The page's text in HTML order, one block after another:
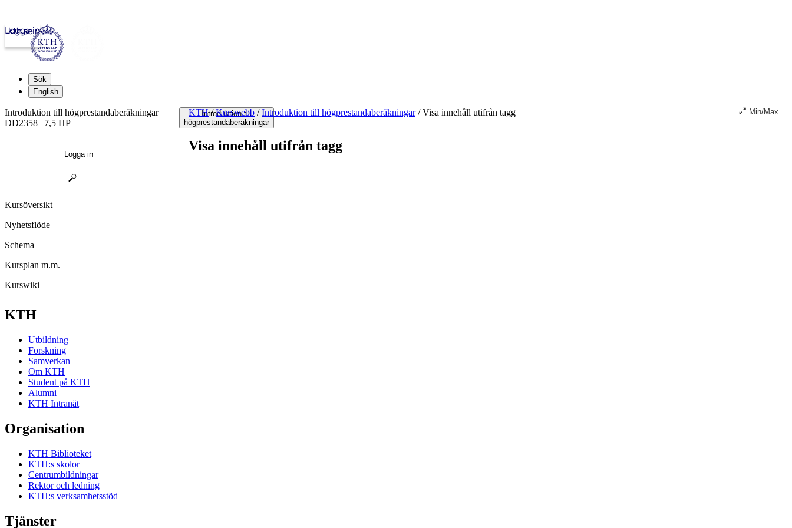
kth.se
Logga in
Sök
English
Introduktion till
högprestandaberäkningar
KTH / Kurswebb / Introduktion till högprestandaberäkningar /Visa innehåll utifrån tagg Min/Max
Visa innehåll utifrån tagg
Introduktion till högprestandaberäkningar
DD2358 | 7,5 HP
Logga in
Kursöversikt
Nyhetsflöde
Schema
Kursplan m.m.
Kurswiki
KTH
Utbildning
Forskning
Samverkan
Om KTH
Student på KTH
Alumni
KTH Intranät
Organisation
KTH Biblioteket
KTH:s skolor
Centrumbildningar
Rektor och ledning
KTH:s verksamhetsstöd
Tjänster